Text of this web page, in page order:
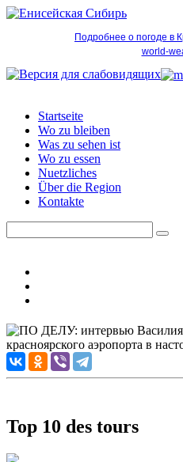
Подробнее о погоде в
world-
Startseite
Wo zu bleiben
Was zu sehen ist
Wo zu essen
Nuetzliches
Über die Region
Kontakte
Top 10 des tours